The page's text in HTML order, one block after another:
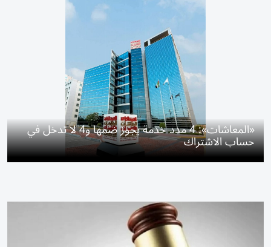
«المعاشات»: 4 مدد خدمة يجوز ضمها و4 لا تدخل في
حساب الاشتراك